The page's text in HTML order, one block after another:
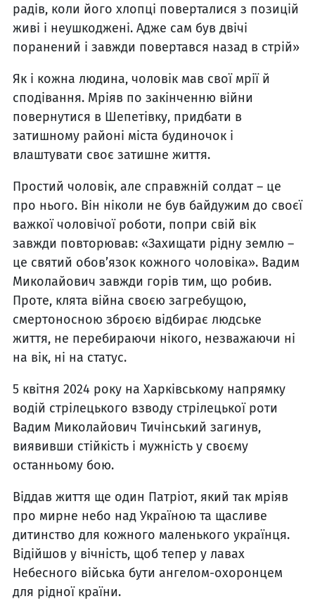
радів, коли його хлопці поверталися з позицій
живі і неушкоджені. Адже сам був двічі
поранений і завжди повертався назад в стрій»
Як і кожна людина, чоловік мав свої мрії й
сподівання. Мріяв по закінченню війни
повернутися в Шепетівку, придбати в
затишному районі міста будиночок і
влаштувати своє затишне життя.
Простий чоловік, але справжній солдат – це
про нього. Він ніколи не був байдужим до своєї
важкої чоловічої роботи, попри свій вік
завжди повторював: «Захищати рідну землю –
це святий обов’язок кожного чоловіка». Вадим
Миколайович завжди горів тим, що робив.
Проте, клята війна своєю загребущою,
смертоносною зброєю відбирає людське
життя, не перебираючи нікого, незважаючи ні
на вік, ні на статус.
5 квітня 2024 року на Харківському напрямку
водій стрілецького взводу стрілецької роти
Вадим Миколайович Тичінський загинув,
виявивши стійкість і мужність у своєму
останньому бою.
Віддав життя ще один Патріот, який так мріяв
про мирне небо над Україною та щасливе
дитинство для кожного маленького українця.
Відійшов у вічність, щоб тепер у лавах
Небесного війська бути ангелом-охоронцем
для рідної країни.